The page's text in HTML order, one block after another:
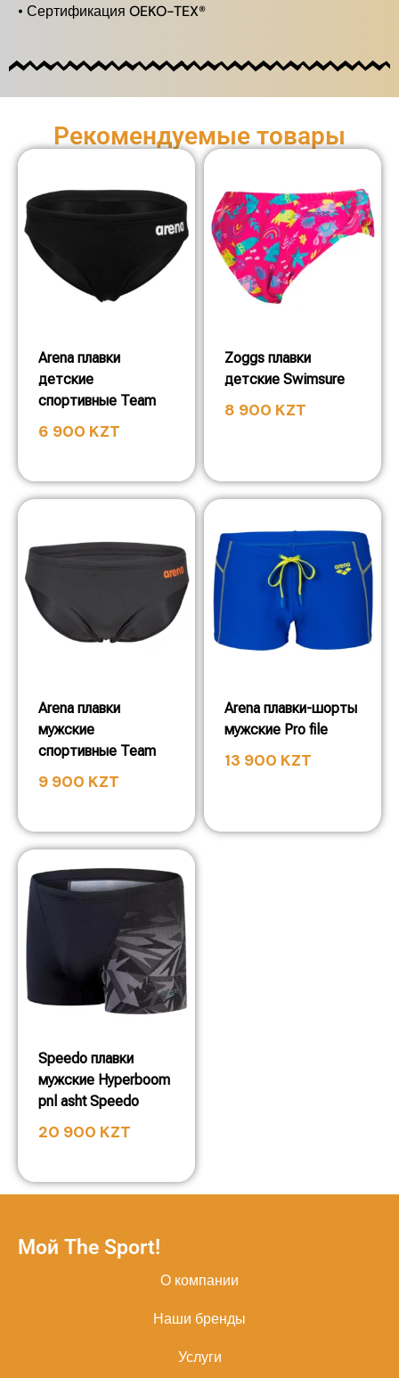
• Сертификация OEKO-TEX®
Рекомендуемые товары
Arena плавки
детские
спортивные Team
6 900 KZT
Zoggs плавки
детские Swimsure
8 900 KZT
Arena плавки
мужские
спортивные Team
9 900 KZT
Arena плавки-шорты
мужские Pro file
13 900 KZT
Speedo плавки
мужские Hyperboom
pnl asht Speedo
20 900 KZT
Мой The Sport!
О компании
Наши бренды
Услуги